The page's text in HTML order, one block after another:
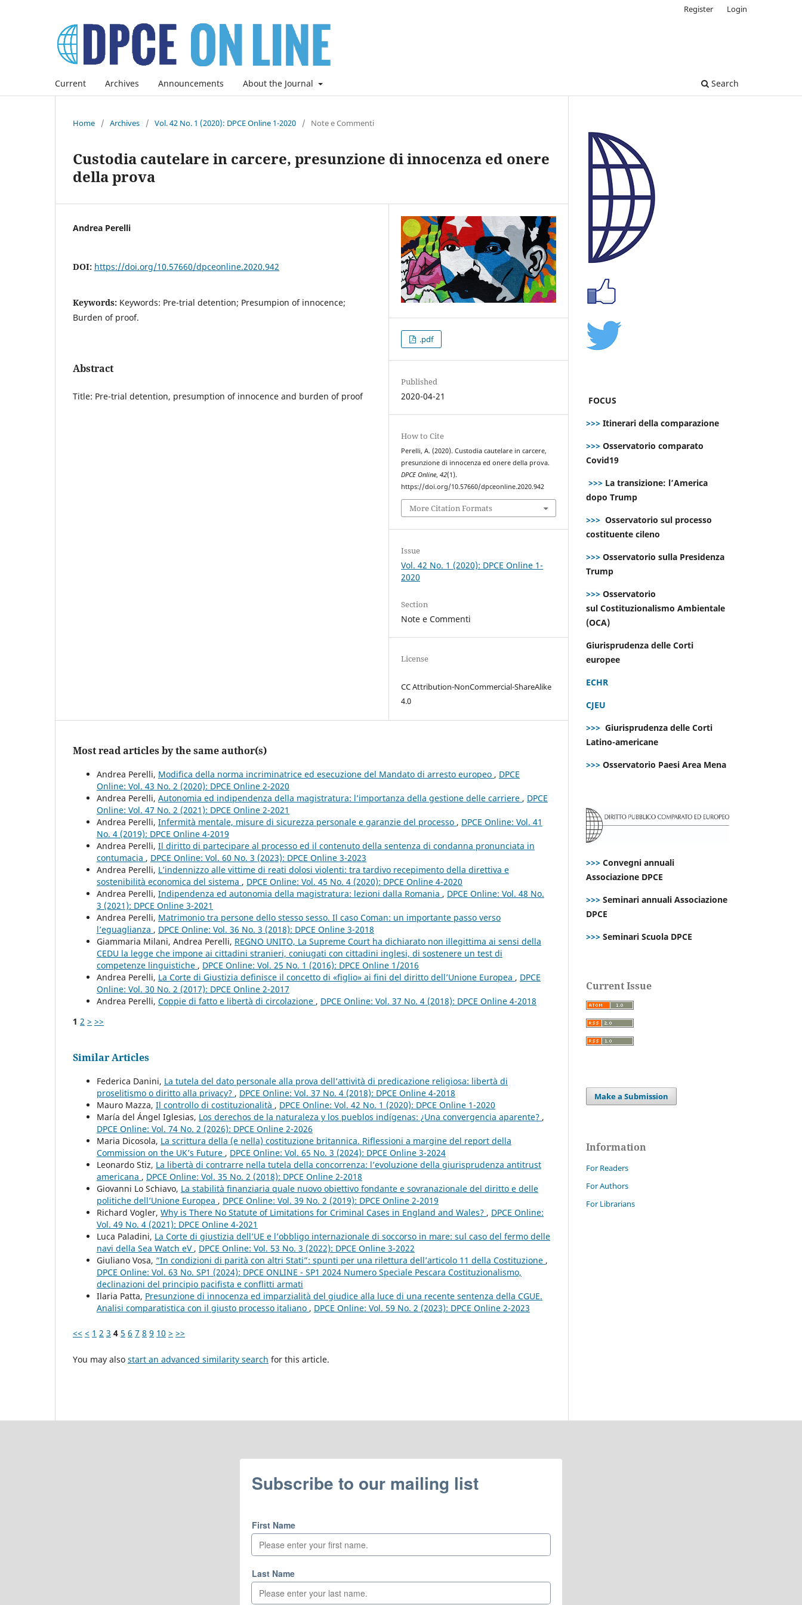
Current Archives Announcements About the Journal Search
Register Login
Home / Archives / Vol. 42 No. 1 (2020): DPCE Online 1-2020 / Note e Commenti
Custodia cautelare in carcere, presunzione di innocenza ed onere
della prova
Andrea Perelli
DOI: https://doi.org/10.57660/dpceonline.2020.942
Keywords: Keywords: Pre-trial detention; Presumpion of innocence;
Burden of proof.
Abstract
Title: Pre-trial detention, presumption of innocence and burden of proof
.pdf
Published
2020-04-21
How to Cite
Perelli, A. (2020). Custodia cautelare in carcere,
presunzione di innocenza ed onere della prova.
DPCE Online,42(1).
https://doi.org/10.57660/dpceonline.2020.942
More Citation Formats
Issue
Vol. 42 No. 1 (2020): DPCE Online 1-
2020
Section
Note e Commenti
License
CC Attribution-NonCommercial-ShareAlike
4.0
Most read articles by the same author(s)
Andrea Perelli, Modifica della norma incriminatrice ed esecuzione del Mandato di arresto europeo , DPCE
Online: Vol. 43 No. 2 (2020): DPCE Online 2-2020
Andrea Perelli, Autonomia ed indipendenza della magistratura: l’importanza della gestione delle carriere , DPCE
Online: Vol. 47 No. 2 (2021): DPCE Online 2-2021
Andrea Perelli, Infermità mentale, misure di sicurezza personale e garanzie del processo , DPCE Online: Vol. 41
No. 4 (2019): DPCE Online 4-2019
Andrea Perelli, Il diritto di partecipare al processo ed il contenuto della sentenza di condanna pronunciata in
contumacia , DPCE Online: Vol. 60 No. 3 (2023): DPCE Online 3-2023
Andrea Perelli, L’indennizzo alle vittime di reati dolosi violenti: tra tardivo recepimento della direttiva e
sostenibilità economica del sistema , DPCE Online: Vol. 45 No. 4 (2020): DPCE Online 4-2020
Andrea Perelli, Indipendenza ed autonomia della magistratura: lezioni dalla Romania , DPCE Online: Vol. 48 No.
3 (2021): DPCE Online 3-2021
Andrea Perelli, Matrimonio tra persone dello stesso sesso. Il caso Coman: un importante passo verso
l’eguaglianza , DPCE Online: Vol. 36 No. 3 (2018): DPCE Online 3-2018
Giammaria Milani, Andrea Perelli, REGNO UNITO, La Supreme Court ha dichiarato non illegittima ai sensi della
CEDU la legge che impone ai cittadini stranieri, coniugati con cittadini inglesi, di sostenere un test di
competenze linguistiche , DPCE Online: Vol. 25 No. 1 (2016): DPCE Online 1/2016
Andrea Perelli, La Corte di Giustizia definisce il concetto di «figlio» ai fini del diritto dell’Unione Europea , DPCE
Online: Vol. 30 No. 2 (2017): DPCE Online 2-2017
Andrea Perelli, Coppie di fatto e libertà di circolazione , DPCE Online: Vol. 37 No. 4 (2018): DPCE Online 4-2018
1 2 > >>
Similar Articles
Federica Danini, La tutela del dato personale alla prova dell’attività di predicazione religiosa: libertà di
proselitismo o diritto alla privacy? , DPCE Online: Vol. 37 No. 4 (2018): DPCE Online 4-2018
Mauro Mazza, Il controllo di costituzionalità , DPCE Online: Vol. 42 No. 1 (2020): DPCE Online 1-2020
María del Ángel Iglesias, Los derechos de la naturaleza y los pueblos indígenas: ¿Una convergencia aparente? ,
DPCE Online: Vol. 74 No. 2 (2026): DPCE Online 2-2026
Maria Dicosola, La scrittura della (e nella) costituzione britannica. Riflessioni a margine del report della
Commission on the UK’s Future , DPCE Online: Vol. 65 No. 3 (2024): DPCE Online 3-2024
Leonardo Stiz, La libertà di contrarre nella tutela della concorrenza: l’evoluzione della giurisprudenza antitrust
americana , DPCE Online: Vol. 35 No. 2 (2018): DPCE Online 2-2018
Giovanni Lo Schiavo, La stabilità finanziaria quale nuovo obiettivo fondante e sovranazionale del diritto e delle
politiche dell’Unione Europea , DPCE Online: Vol. 39 No. 2 (2019): DPCE Online 2-2019
Richard Vogler, Why is There No Statute of Limitations for Criminal Cases in England and Wales? , DPCE Online:
Vol. 49 No. 4 (2021): DPCE Online 4-2021
Luca Paladini, La Corte di giustizia dell’UE e l’obbligo internazionale di soccorso in mare: sul caso del fermo delle
navi della Sea Watch eV , DPCE Online: Vol. 53 No. 3 (2022): DPCE Online 3-2022
Giuliano Vosa, “In condizioni di parità con altri Stati”: spunti per una rilettura dell’articolo 11 della Costituzione ,
DPCE Online: Vol. 63 No. SP1 (2024): DPCE ONLINE - SP1 2024 Numero Speciale Pescara Costituzionalismo,
declinazioni del principio pacifista e conflitti armati
Ilaria Patta, Presunzione di innocenza ed imparzialità del giudice alla luce di una recente sentenza della CGUE.
Analisi comparatistica con il giusto processo italiano , DPCE Online: Vol. 59 No. 2 (2023): DPCE Online 2-2023
<< < 1 2 3 4 5 6 7 8 9 10 > >>
You may also start an advanced similarity search for this article.
FOCUS
>>> Itinerari della comparazione
>>> Osservatorio comparato
Covid19
>>> La transizione: l’America
dopo Trump
>>> Osservatorio sul processo
costituente cileno
>>> Osservatorio sulla Presidenza
Trump
>>> Osservatorio
sul Costituzionalismo Ambientale
(OCA)
Giurisprudenza delle Corti
europee
ECHR
CJEU
>>> Giurisprudenza delle Corti
Latino-americane
>>> Osservatorio Paesi Area Mena
>>> Convegni annuali
Associazione DPCE
>>> Seminari annuali Associazione
DPCE
>>> Seminari Scuola DPCE
Current Issue
Make a Submission
Information
For Readers
For Authors
For Librarians